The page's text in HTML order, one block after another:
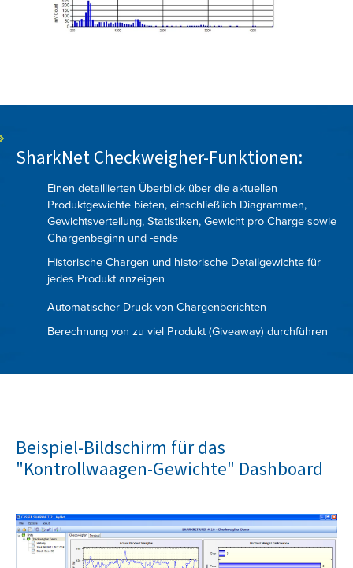
SharkNet Checkweigher-Funktionen:
Einen detaillierten Überblick über die aktuellen
Produktgewichte bieten, einschließlich Diagrammen,
Gewichtsverteilung, Statistiken, Gewicht pro Charge sowie
Chargenbeginn und -ende
Historische Chargen und historische Detailgewichte für
jedes Produkt anzeigen
Automatischer Druck von Chargenberichten
Berechnung von zu viel Produkt (Giveaway) durchführen
Beispiel-Bildschirm für das
"Kontrollwaagen-Gewichte" Dashboard